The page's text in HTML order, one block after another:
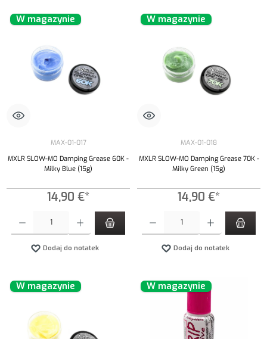
W magazynie
MAX-01-017
MXLR SLOW-MO Damping Grease 60K -
Milky Blue (15g)
14,90 €*
Dodaj do notatek
W magazynie
MAX-01-018
MXLR SLOW-MO Damping Grease 70K -
Milky Green (15g)
14,90 €*
Dodaj do notatek
W magazynie W magazynie